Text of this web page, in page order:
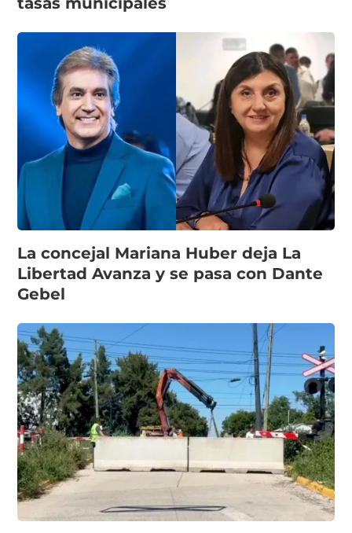
La concejal Mariana Huber deja La
Libertad Avanza y se pasa con Dante
Gebel